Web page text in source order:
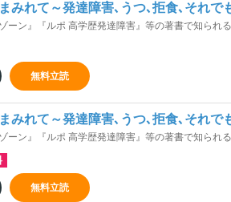
みれて～発達障害､うつ､拒食､それで
ーン』『ルポ 高学歴発達障害』等の著書で知られ
無料立読
みれて～発達障害､うつ､拒食､それで
ーン』『ルポ 高学歴発達障害』等の著書で知られ
無料立読